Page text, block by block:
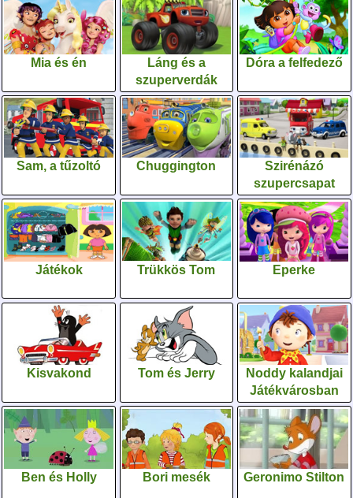
Mia és én
Láng és a
szuperverdák
Dóra a felfedező
Sam, a tűzoltó Chuggington
Szirénázó
szupercsapat
Játékok Trükkös Tom Eperke
Kisvakond Tom és Jerry
Noddy kalandjai
Játékvárosban
Ben és Holly Bori mesék Geronimo Stilton